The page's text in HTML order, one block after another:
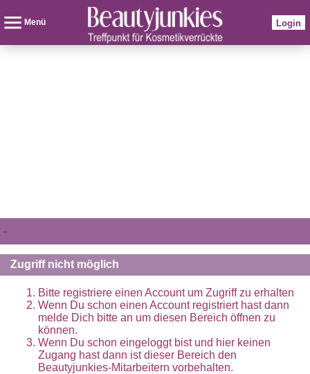
Menü Login
-
Zugriff nicht möglich
Bitte registriere einen Account um Zugriff zu erhalten
Wenn Du schon einen Account registriert hast dann
melde Dich bitte an um diesen Bereich öffnen zu
können.
Wenn Du schon eingeloggt bist und hier keinen
Zugang hast dann ist dieser Bereich den
Beautyjunkies-Mitarbeitern vorbehalten.